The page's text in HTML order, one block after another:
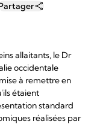
allaitants, le Dr
occidentale
à remettre en
étaient
standard
réalisées par